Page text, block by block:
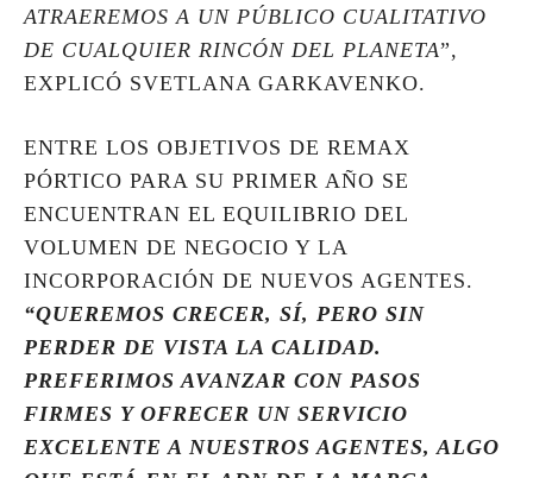
ATRAEREMOS A UN PÚBLICO CUALITATIVO
DE CUALQUIER RINCÓN DEL PLANETA”,
EXPLICÓ SVETLANA GARKAVENKO.
ENTRE LOS OBJETIVOS DE REMAX
PÓRTICO PARA SU PRIMER AÑO SE
ENCUENTRAN EL EQUILIBRIO DEL
VOLUMEN DE NEGOCIO Y LA
INCORPORACIÓN DE NUEVOS AGENTES.
“QUEREMOS CRECER, SÍ, PERO SIN
PERDER DE VISTA LA CALIDAD.
PREFERIMOS AVANZAR CON PASOS
FIRMES Y OFRECER UN SERVICIO
EXCELENTE A NUESTROS AGENTES, ALGO